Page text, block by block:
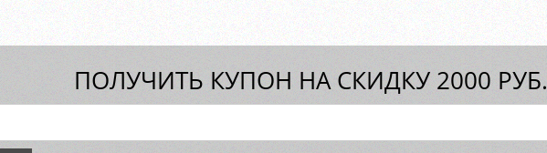
ПОЛУЧИТЬ КУПОН НА СКИДКУ 2000 РУБ.